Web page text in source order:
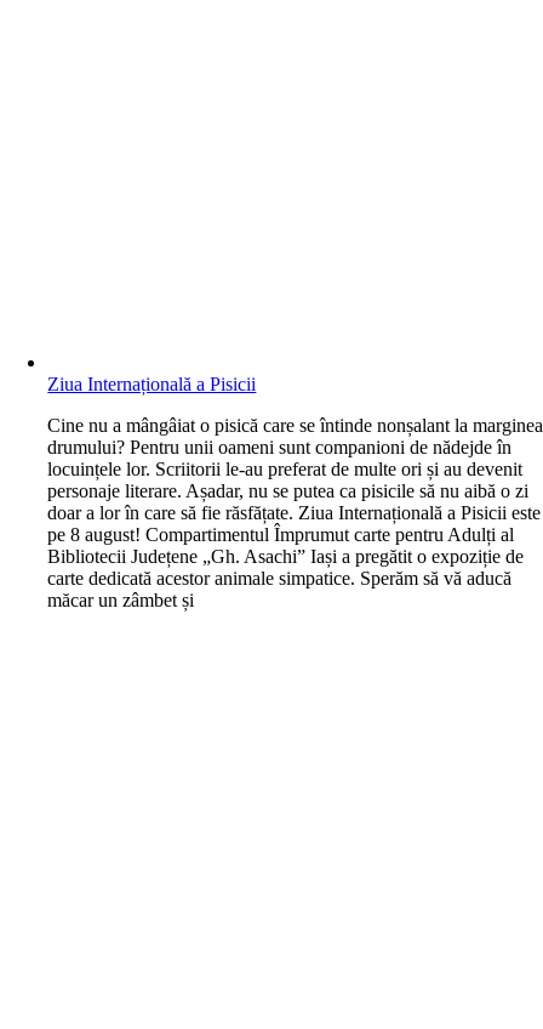
Ziua Internațională a Pisicii
Cine nu a mângâiat o pisică care se întinde nonșalant la marginea
drumului? Pentru unii oameni sunt companioni de nădejde în
locuințele lor. Scriitorii le-au preferat de multe ori și au devenit
personaje literare. Așadar, nu se putea ca pisicile să nu aibă o zi
doar a lor în care să fie răsfățate. Ziua Internațională a Pisicii este
pe 8 august! Compartimentul Împrumut carte pentru Adulți al
Bibliotecii Județene „Gh. Asachi” Iași a pregătit o expoziție de
carte dedicată acestor animale simpatice. Sperăm să vă aducă
măcar un zâmbet și